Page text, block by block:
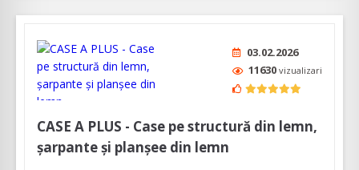
03.02.2026
11630 vizualizari
CASE A PLUS - Case pe structură din lemn,
șarpante și planșee din lemn